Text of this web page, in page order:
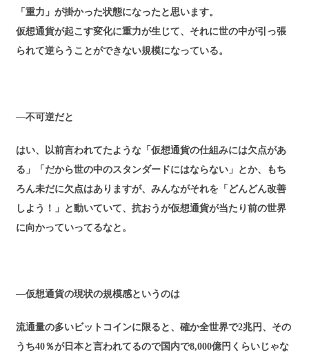
「重力」が掛かった状態になったと思います。
仮想通貨が起こす変化に重力が生じて、それに世の中が引っ張
られて逆らうことができない規模になっている。
―不可逆だと
はい、以前言われてたような「仮想通貨の仕組みには欠点があ
る」「だから世の中のスタンダードにはならない」とか、もち
ろん未だに欠点はありますが、みんながそれを「どんどん改善
しよう！」と動いていて、抗おうが仮想通貨が当たり前の世界
に向かっていってるなと。
―仮想通貨の現状の規模感というのは
流通量の多いビットコインに限ると、確か全世界で2兆円、その
うち40％が日本と言われてるので国内で8,000億円くらいじゃな